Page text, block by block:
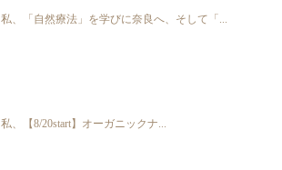
私、「自然療法」を学びに奈良へ、そして「...
私、【8/20start】オーガニックナ...